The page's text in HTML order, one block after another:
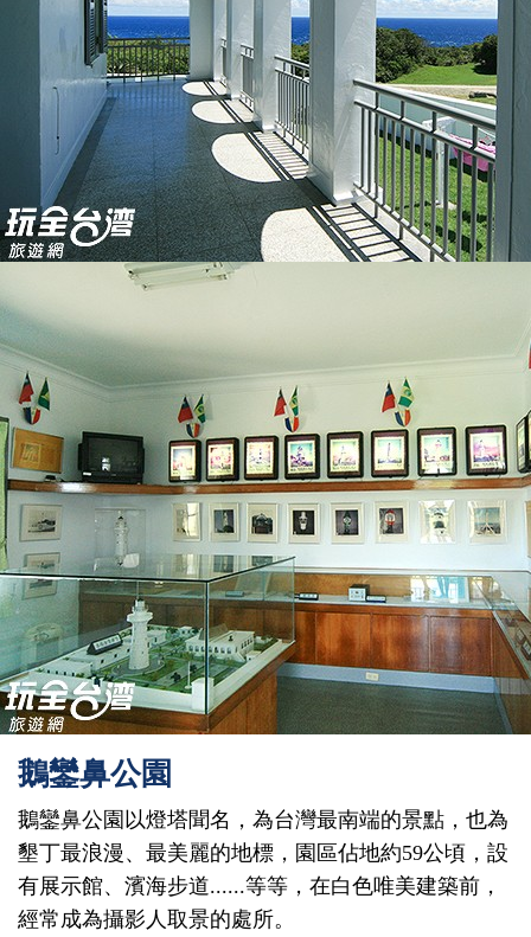
鵝鑾鼻公園
鵝鑾鼻公園以燈塔聞名，為台灣最南端的景點，也為
墾丁最浪漫、最美麗的地標，園區佔地約59公頃，設
有展示館、濱海步道......等等，在白色唯美建築前，
經常成為攝影人取景的處所。